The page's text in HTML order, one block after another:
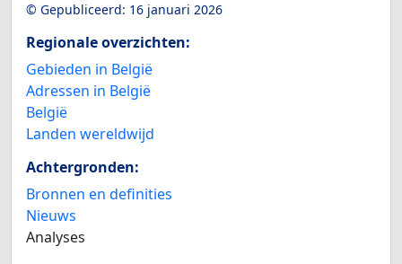
© Gepubliceerd: 16 januari 2026
Regionale overzichten:
Gebieden in België
Adressen in België
België
Landen wereldwijd
Achtergronden:
Bronnen en definities
Nieuws
Analyses